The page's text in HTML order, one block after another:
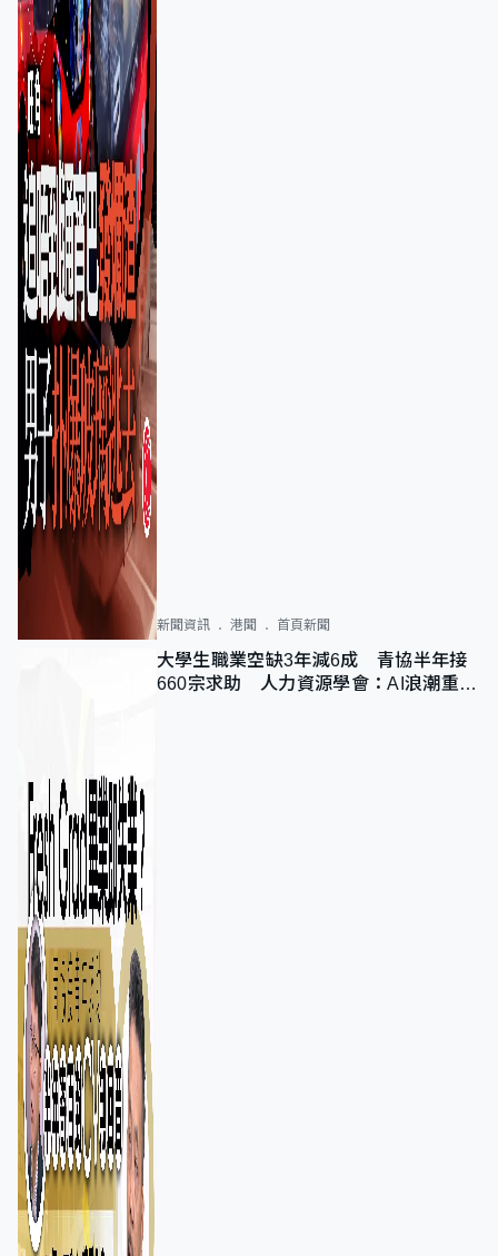
新聞資訊 港聞 首頁新聞
大學生職業空缺3年減6成 青協半年接
660宗求助 人力資源學會：AI浪潮重整